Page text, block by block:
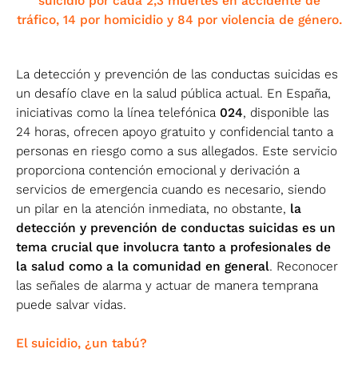
tráfico, 14 por homicidio y 84 por violencia de género.
La detección y prevención de las conductas suicidas es
un desafío clave en la salud pública actual. En España,
iniciativas como la línea telefónica 024, disponible las
24 horas, ofrecen apoyo gratuito y confidencial tanto a
personas en riesgo como a sus allegados. Este servicio
proporciona contención emocional y derivación a
servicios de emergencia cuando es necesario, siendo
un pilar en la atención inmediata​, no obstante, la
detección y prevención de conductas suicidas es un
tema crucial que involucra tanto a profesionales de
la salud como a la comunidad en general. Reconocer
las señales de alarma y actuar de manera temprana
puede salvar vidas.
El suicidio, ¿un tabú?